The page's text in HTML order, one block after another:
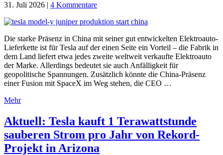
31. Juli 2026 | 4 Kommentare
Die starke Präsenz in China mit seiner gut entwickelten Elektroauto-
Lieferkette ist für Tesla auf der einen Seite ein Vorteil – die Fabrik in
dem Land liefert etwa jedes zweite weltweit verkaufte Elektroauto
der Marke. Allerdings bedeutet sie auch Anfälligkeit für
geopolitische Spannungen. Zusätzlich könnte die China-Präsenz
einer Fusion mit SpaceX im Weg stehen, die CEO …
Mehr
Aktuell: Tesla kauft 1 Terawattstunde
sauberen Strom pro Jahr von Rekord-
Projekt in Arizona